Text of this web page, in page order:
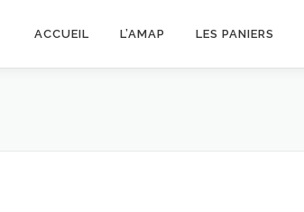
ACCUEIL L’AMAP LES PANIERS